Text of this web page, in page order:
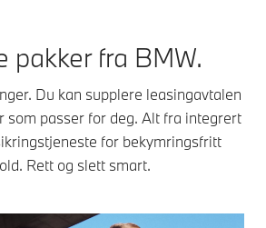
pakker fra BMW.
Du kan supplere leasingavtalen
som passer for deg. Alt fra integrert
for bekymringsfritt
Rett og slett smart.